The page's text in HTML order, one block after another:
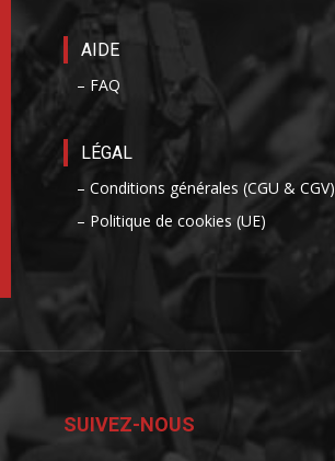
AIDE
– FAQ
LÉGAL
– Conditions générales (CGU & CGV)
– Politique de cookies (UE)
SUIVEZ-NOUS